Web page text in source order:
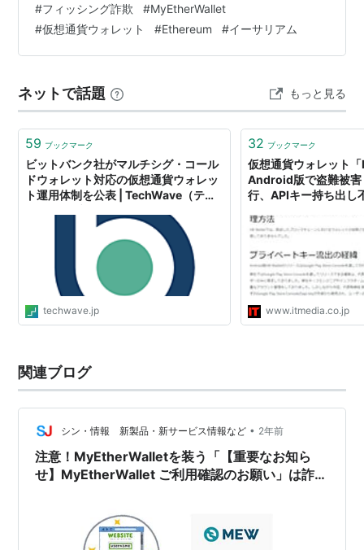
ルの正体メールの送信元： Shenzhen, Guangdong,
China （China Telecom） China Telecom （中国のプロ
バイダー）のネットワークに接続された広東省深セン市
States （…
#フィッシング詐欺 #MyEtherWallet
#仮想通貨ウォレット #Ethereum #イーサリアム
ネットで話題 もっと見る
59 ブックマーク
ビットバンク社がマルチシグ・コール
ドウォレット対応の仮想通貨ウォレッ
ト運用体制を公表 | TechWave（テッ
techwave.jp
32 ブックマーク
仮想通貨ウォレット
Android版で盗難被
行、APIキー持ち出し
www.itmedia.co.jp
関連ブログ
シン・情報 新製品・新サービス情報など • 2年前
注意！MyEtherWalletを装う「【重要なお知ら
せ】MyEtherWallet ご利用確認のお願い」は詐欺